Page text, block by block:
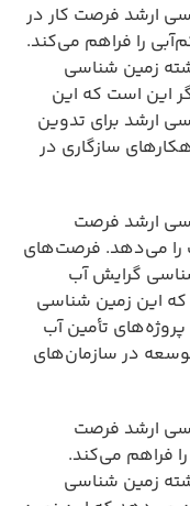
ارشد فرصت کار در
را فراهم می‌کند.
زمین شناسی
این است که این
ارشد برای تدوین
سازگاری در
ارشد فرصت
را می‌دهد. فرصت‌های
گرایش آب
این زمین شناسی
تأمین آب
در سازمان‌های
ارشد فرصت
فراهم می‌کند.
زمین شناسی